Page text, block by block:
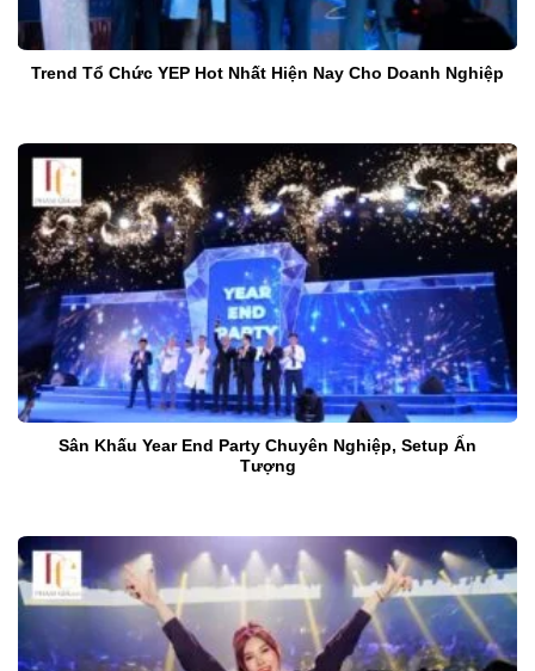
Trend Tổ Chức YEP Hot Nhất Hiện Nay Cho Doanh Nghiệp
Sân Khấu Year End Party Chuyên Nghiệp, Setup Ấn
Tượng